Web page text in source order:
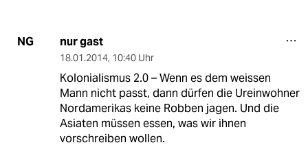
NG nur gast
18.01.2014, 10:40 Uhr
Kolonialismus 2.0 – Wenn es dem weissen
Mann nicht passt, dann dürfen die Ureinwohner
Nordamerikas keine Robben jagen. Und die
Asiaten müssen essen, was wir ihnen
vorschreiben wollen.